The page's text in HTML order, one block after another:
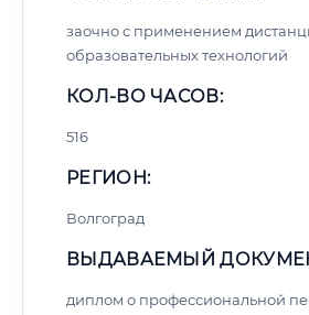
заочно с применением
образовательных технологий
КОЛ-ВО ЧАСОВ:
516
РЕГИОН:
Волгоград
ВЫДАВАЕМЫЙ
диплом о профессиональной